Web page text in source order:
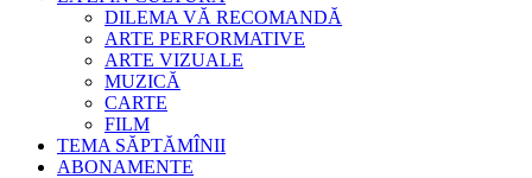
DILEMA VĂ RECOMANDĂ
ARTE PERFORMATIVE
ARTE VIZUALE
MUZICĂ
CARTE
FILM
TEMA SĂPTĂMÎNII
ABONAMENTE